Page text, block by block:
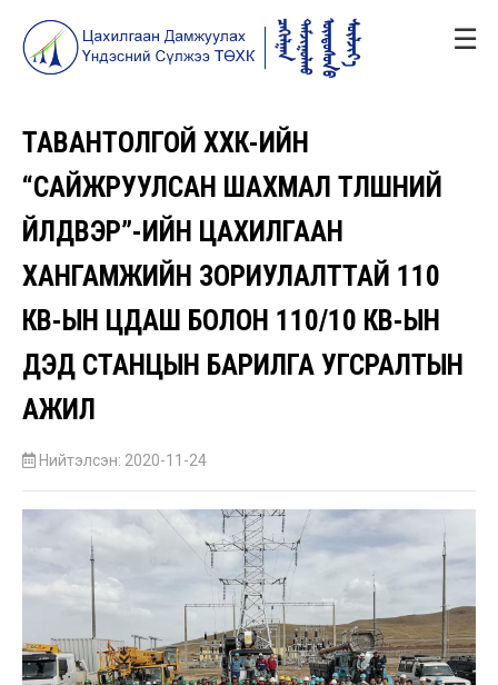
☰
ТАВАНТОЛГОЙ ХХК-ИЙН
“САЙЖРУУЛСАН ШАХМАЛ ТҮЛШНИЙ
ҮЙЛДВЭР”-ИЙН ЦАХИЛГААН
ХАНГАМЖИЙН ЗОРИУЛАЛТТАЙ 110
КВ-ЫН ЦДАШ БОЛОН 110/10 КВ-ЫН
ДЭД СТАНЦЫН БАРИЛГА УГСРАЛТЫН
АЖИЛ
Нийтэлсэн: 2020-11-24